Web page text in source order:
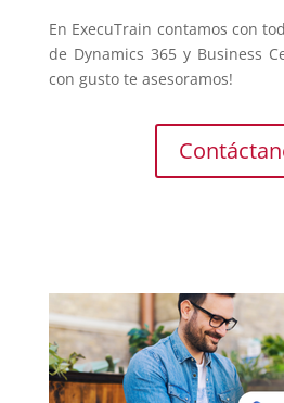
En ExecuTrain contamos con
de Dynamics 365 y Business
con gusto te asesoramos!